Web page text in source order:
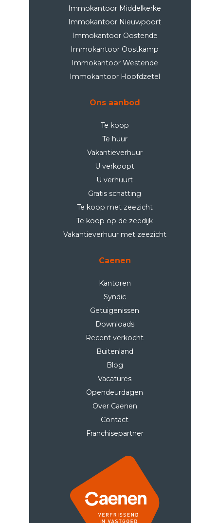
Immokantoor Middelkerke
Immokantoor Nieuwpoort
Immokantoor Oostende
Immokantoor Oostkamp
Immokantoor Westende
Immokantoor Hoofdzetel
Ons aanbod
Te koop
Te huur
Vakantieverhuur
U verkoopt
U verhuurt
Gratis schatting
Te koop met zeezicht
Te koop op de zeedijk
Vakantieverhuur met zeezicht
Caenen
Kantoren
Syndic
Getuigenissen
Downloads
Recent verkocht
Buitenland
Blog
Vacatures
Opendeurdagen
Over Caenen
Contact
Franchisepartner